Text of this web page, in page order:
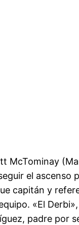
McTominay
el ascenso
capitán y
«El
padre por